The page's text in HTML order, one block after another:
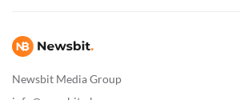
Newsbit Media Group